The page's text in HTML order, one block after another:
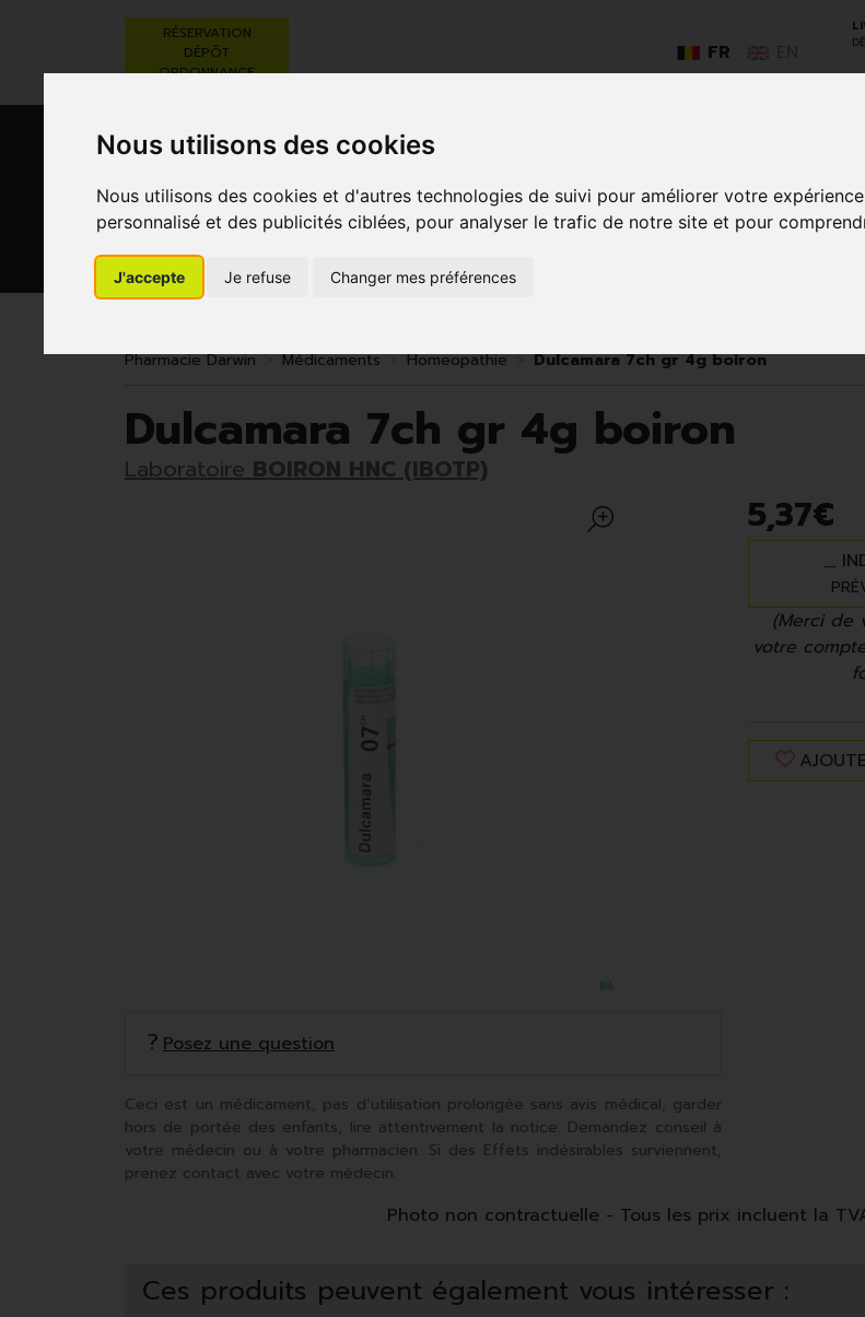
Nous utilisons des cookies
Nous utilisons des cookies et d'autres technologies de suivi pour améliorer votre
personnalisé et des publicités ciblées, pour analyser le trafic de notre site et pour
J'accepte Je refuse Changer mes préférences
FR
RÉSERVATION
DÉPÔT
ORDONNANCE
BEAUTÉ,
SOINS ET
RÉGIME,
GROSSESSE
Pharmacie Darwin Médicaments Homeopathie Dulcamara 7ch gr 4g boiron
Dulcamara 7ch gr 4g boiron
Laboratoire BOIRON HNC (IBOTP)
5,37€
(Merci de
votre
Posez une question
Ceci est un médicament, pas d’utilisation prolongée sans avis médical, garder
hors de portée des enfants, lire attentivement la notice. Demandez conseil à
votre médecin ou à votre pharmacien. Si des Effets indésirables surviennent,
prenez contact avec votre médecin.
Photo non contractuelle - Tous les prix incluent la
Ces produits peuvent également vous intéresser :